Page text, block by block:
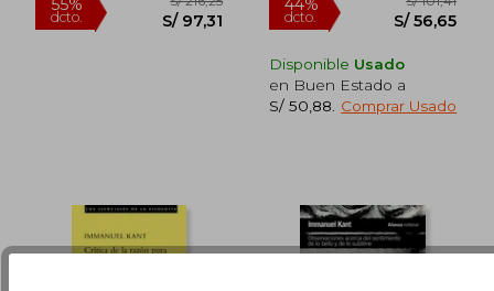
Disponible Usado
en Buen Estado a
S/ 50,88
Comprar Usado